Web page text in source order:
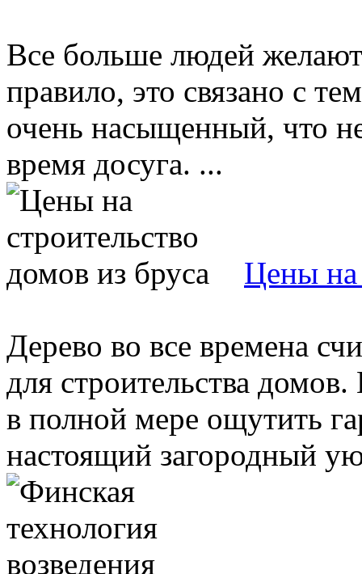
Все больше людей
правило, это связано с
очень насыщенный, что
время досуга. ...
Цены на
Дерево во все времена
для строительства
в полной мере ощутить
настоящий загородный